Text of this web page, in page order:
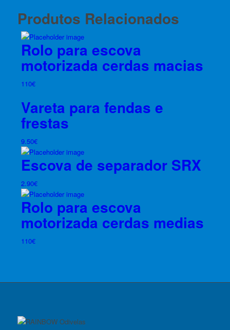
Produtos Relacionados
Rolo para escova
motorizada cerdas macias
110€
Vareta para fendas e
frestas
9.50€
Escova de separador SRX
2.90€
Rolo para escova
motorizada cerdas medias
110€